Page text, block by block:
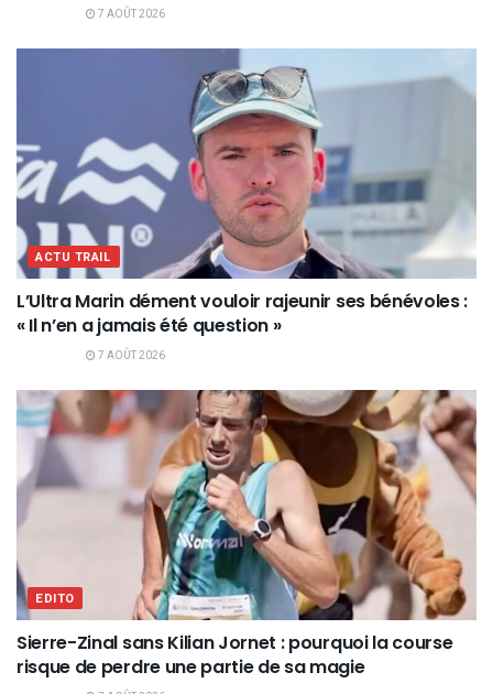
7 AOÛT 2026
ACTU TRAIL
L’Ultra Marin dément vouloir rajeunir ses bénévoles :
« Il n’en a jamais été question »
7 AOÛT 2026
EDITO
Sierre-Zinal sans Kilian Jornet : pourquoi la course
risque de perdre une partie de sa magie